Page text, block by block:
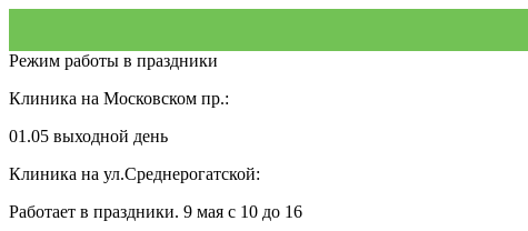
Режим работы в праздники
Клиника на Московском пр.:
01.05 выходной день
Клиника на ул.Среднерогатской:
Работает в праздники. 9 мая с 10 до 16